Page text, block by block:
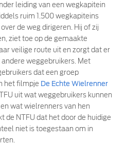
leiding van een wegkapitein
ruim 1.500 wegkapiteins
de weg dirigeren. Hij of zij
ziet toe op de gemaakte
veilige route uit en zorgt dat er
weggebruikers. Met
dat een groep
het filmpje De Echte Wielrenner
uit wat weggebruikers kunnen
wat wielrenners van hen
de NTFU dat het door de huidige
niet is toegestaan om in